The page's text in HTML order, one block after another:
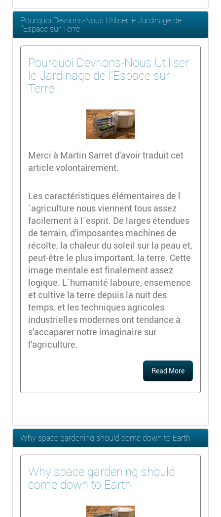
Pourquoi Devrions-Nous Utiliser le Jardinage de
l'Espace sur Terre
Pourquoi Devrions-Nous Utiliser
le Jardinage de l'Espace sur
Terre
Merci à Martin Sarret d'avoir traduit cet
article volontairement.
Les caractéristiques élémentaires de l
´agriculture nous viennent tous assez
facilement à l´esprit. De larges étendues
de terrain, d'imposantes machines de
récolte, la chaleur du soleil sur la peau et,
peut-être le plus important, la terre. Cette
image mentale est finalement assez
logique. L´humanité laboure, ensemence
et cultive la terre depuis la nuit des
temps, et les techniques agricoles
industrielles modernes ont tendance à
s'accaparer notre imaginaire sur
l'agriculture.
Read More
Why space gardening should come down to Earth
Why space gardening should
come down to Earth